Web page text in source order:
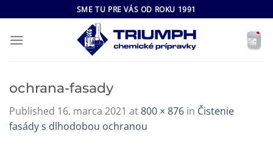
to
content
SME TU PRE VÁS OD ROKU 1991
ochrana-fasady
Published 16. marca 2021 at800 × 876 in Čistenie
fasády s dlhodobou ochranou